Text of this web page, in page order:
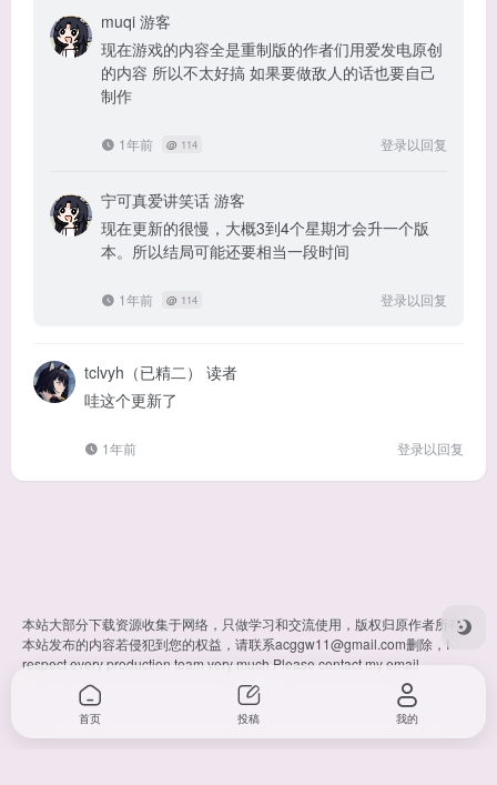
muqi 游客
现在游戏的内容全是重制版的作者们用爱发电原创
的内容 所以不太好搞 如果要做敌人的话也要自己
制作
1年前 @ 114 登录以回复
宁可真爱讲笑话 游客
现在更新的很慢，大概3到4个星期才会升一个版
本。所以结局可能还要相当一段时间
1年前 @ 114 登录以回复
tclvyh（已精二） 读者
哇这个更新了
1年前 登录以回复
本站大部分下载资源收集于网络，只做学习和交流使用，版权归原作者所有。
本站发布的内容若侵犯到您的权益，请联系acggw11@gmail.com删除，I
respect every production team very much Please contact my email
首页 投稿 我的